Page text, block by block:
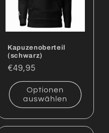
Kapuzenoberteil
(schwarz)
Normaler
Preis
€49,95
Optionen
auswählen